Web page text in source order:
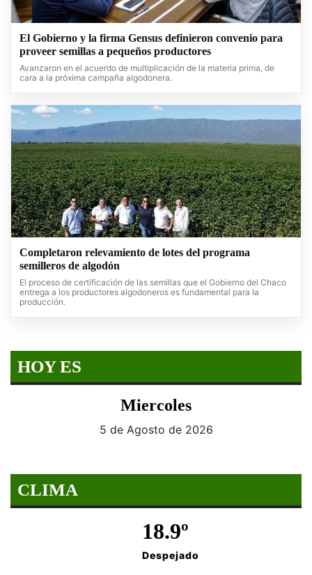
El Gobierno y la firma Gensus definieron convenio para
proveer semillas a pequeños productores
Avanzaron en el acuerdo de multiplicación de la materia prima, de
cara a la próxima campaña algodonera.
Completaron relevamiento de lotes del programa
semilleros de algodón
El proceso de certificación de las semillas que el Gobierno del Chaco
entrega a los productores algodoneros es fundamental para la
producción.
HOY ES
Miercoles
5 de Agosto de 2026
CLIMA
18.9º
Despejado